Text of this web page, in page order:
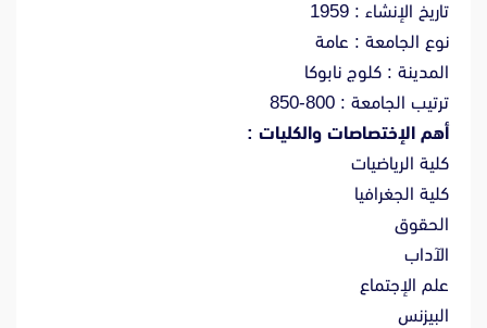
تاريخ الإنشاء : 1959
نوع الجامعة : عامة
المدينة : كلوج نابوكا
ترتيب الجامعة : 800-850
أهم الإختصاصات والكليات :
كلية الرياضيات
كلية الجغرافيا
الحقوق
الآداب
علم الإجتماع
البيزنس